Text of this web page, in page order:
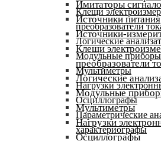
Клещи
преобразователи
Логические
Модульные
Мультиметры
Нагрузки
Осциллографы
Параметрические
характериографы
Имитаторы
Источники питания
Источники-
Клещи
преобразователи
Логические
Модульные
Мультиметры
Нагрузки
Осциллографы